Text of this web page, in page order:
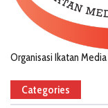
Organisasi Ikatan
Categories